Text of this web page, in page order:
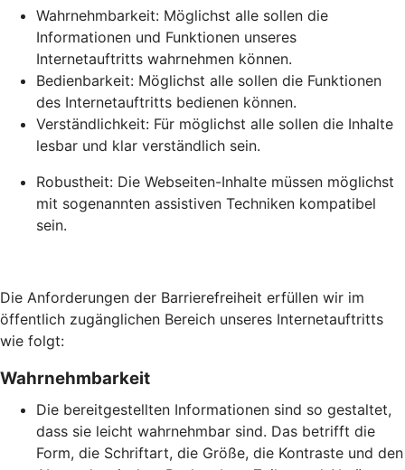
Wahrnehmbarkeit: Möglichst alle sollen die
Informationen und Funktionen unseres
Internetauftritts wahrnehmen können.
Bedienbarkeit: Möglichst alle sollen die Funktionen
des Internetauftritts bedienen können.
Verständlichkeit: Für möglichst alle sollen die Inhalte
lesbar und klar verständlich sein.
Robustheit: Die Webseiten-Inhalte müssen möglichst
mit sogenannten assistiven Techniken kompatibel
sein.
Die Anforderungen der Barrierefreiheit erfüllen wir im
öffentlich zugänglichen Bereich unseres Internetauftritts
wie folgt:
Wahrnehmbarkeit
Die bereitgestellten Informationen sind so gestaltet,
dass sie leicht wahrnehmbar sind. Das betrifft die
Form, die Schriftart, die Größe, die Kontraste und den